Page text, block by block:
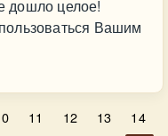
дошло целое!
Вашим
11 12 13
14